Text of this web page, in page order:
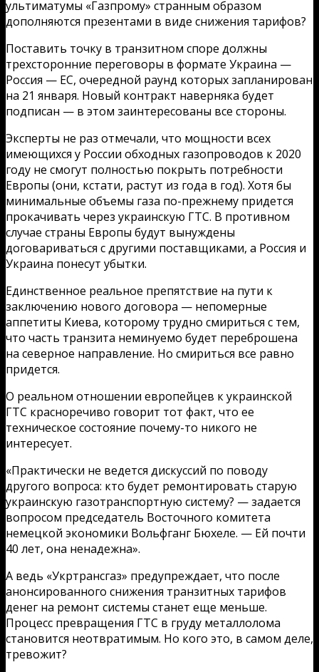
ультиматумы «Газпрому» странным образом
дополняются презентами в виде снижения тарифов?
Поставить точку в транзитном споре должны
трехсторонние переговоры в формате Украина —
Россия — ЕС, очередной раунд которых запланирован
на 21 января. Новый контракт наверняка будет
подписан — в этом заинтересованы все стороны.
Эксперты не раз отмечали, что мощности всех
имеющихся у России обходных газопроводов к 2020
году не смогут полностью покрыть потребности
Европы (они, кстати, растут из года в год). Хотя бы
минимальные объемы газа по-прежнему придется
прокачивать через украинскую ГТС. В противном
случае страны Европы будут вынуждены
договариваться с другими поставщиками, а Россия и
Украина понесут убытки.
Единственное реальное препятствие на пути к
заключению нового договора — непомерные
аппетиты Киева, которому трудно смириться с тем,
что часть транзита неминуемо будет переброшена
на северное направление. Но смириться все равно
придется.
О реальном отношении европейцев к украинской
ГТС красноречиво говорит тот факт, что ее
техническое состояние почему-то никого не
интересует.
«Практически не ведется дискуссий по поводу
другого вопроса: кто будет ремонтировать старую
украинскую газотранспортную систему? — задается
вопросом председатель Восточного комитета
немецкой экономики Вольфганг Бюхеле. — Ей почти
40 лет, она ненадежна».
А ведь «Укртрансгаз» предупреждает, что после
анонсированного снижения транзитных тарифов
денег на ремонт системы станет еще меньше.
Процесс превращения ГТС в груду металлолома
становится неотвратимым. Но кого это, в самом деле,
тревожит?